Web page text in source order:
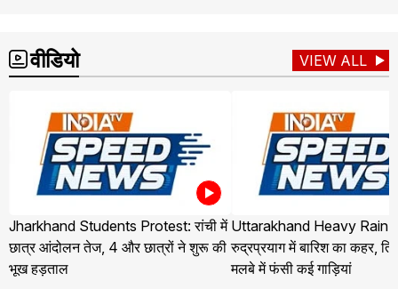
वीडियो VIEW ALL
Jharkhand Students Protest: रांची में
छात्र आंदोलन तेज, 4 और छात्रों ने शुरू की
भूख हड़ताल
Uttarakhand Heavy Rain
रुद्रप्रयाग में बारिश का कहर,
मलबे में फंसी कई गाड़ियां